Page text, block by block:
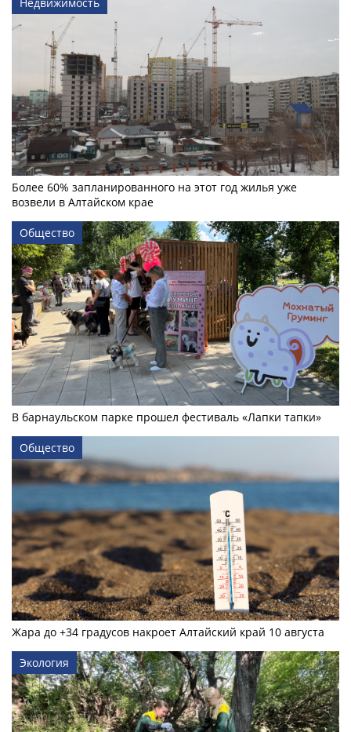
Более 60% запланированного на этот год жилья уже
возвели в Алтайском крае
Общество
В барнаульском парке прошел фестиваль «Лапки тапки»
Общество
Жара до +34 градусов накроет Алтайский край 10 августа
Экология